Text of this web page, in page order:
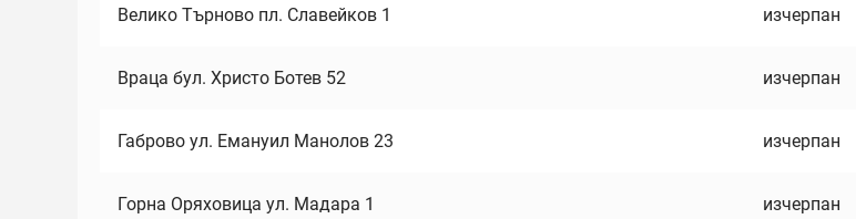
Велико Търново пл. Славейков 1 изчерпан
Враца бул. Христо Ботев 52 изчерпан
Габрово ул. Емануил Манолов 23 изчерпан
Горна Оряховица ул. Мадара 1 изчерпан